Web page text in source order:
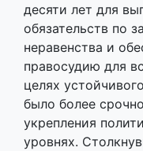
десяти лет для
обязательств по
неравенства и
правосудию для
целях
было более
укрепления
уровнях.